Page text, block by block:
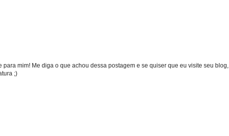
para mim! Me diga o que achou dessa postagem e se quiser que eu visite seu blog,
;)